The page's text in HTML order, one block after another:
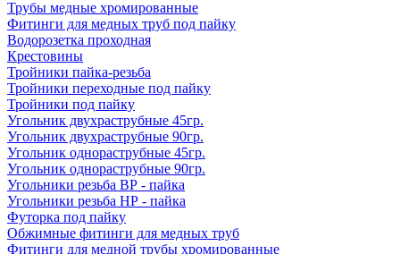
Трубы медные хромированные
Фитинги для медных труб под пайку
Водорозетка проходная
Крестовины
Тройники пайка-резьба
Тройники переходные под пайку
Тройники под пайку
Угольник двухраструбные 45гр.
Угольник двухраструбные 90гр.
Угольник однораструбные 45гр.
Угольник однораструбные 90гр.
Угольники резьба ВР - пайка
Угольники резьба НР - пайка
Футорка под пайку
Обжимные фитинги для медных труб
Фитинги для медной трубы хромированные